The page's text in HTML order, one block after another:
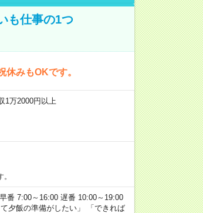
も仕事の1つ
みもOKです。
万2000円以上
番 7:00～16:00 遅番 10:00～19:00
夕飯の準備がしたい」 「できれば